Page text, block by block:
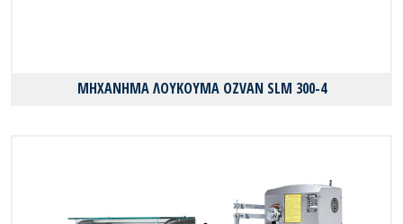
ΜΗΧΑΝΗΜΑ ΛΟΥΚΟΥΜΑ OZVAN SLM 300-4